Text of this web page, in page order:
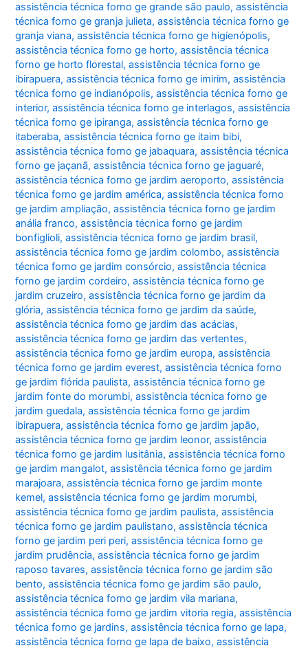
assistência técnica forno ge grande são paulo,assistência
técnica forno ge granja julieta,assistência técnica forno ge
granja viana,assistência técnica forno ge higienópolis,
assistência técnica forno ge horto,assistência técnica
forno ge horto florestal,assistência técnica forno ge
ibirapuera,assistência técnica forno ge imirim,assistência
técnica forno ge indianópolis,assistência técnica forno ge
interior,assistência técnica forno ge interlagos,assistência
técnica forno ge ipiranga,assistência técnica forno ge
itaberaba,assistência técnica forno ge itaim bibi,
assistência técnica forno ge jabaquara,assistência técnica
forno ge jaçanã,assistência técnica forno ge jaguaré,
assistência técnica forno ge jardim aeroporto,assistência
técnica forno ge jardim américa,assistência técnica forno
ge jardim ampliação,assistência técnica forno ge jardim
anália franco,assistência técnica forno ge jardim
bonfiglioli,assistência técnica forno ge jardim brasil,
assistência técnica forno ge jardim colombo,assistência
técnica forno ge jardim consórcio,assistência técnica
forno ge jardim cordeiro,assistência técnica forno ge
jardim cruzeiro,assistência técnica forno ge jardim da
glória,assistência técnica forno ge jardim da saúde,
assistência técnica forno ge jardim das acácias,
assistência técnica forno ge jardim das vertentes,
assistência técnica forno ge jardim europa,assistência
técnica forno ge jardim everest,assistência técnica forno
ge jardim flórida paulista,assistência técnica forno ge
jardim fonte do morumbi,assistência técnica forno ge
jardim guedala,assistência técnica forno ge jardim
ibirapuera,assistência técnica forno ge jardim japão,
assistência técnica forno ge jardim leonor,assistência
técnica forno ge jardim lusitânia,assistência técnica forno
ge jardim mangalot,assistência técnica forno ge jardim
marajoara,assistência técnica forno ge jardim monte
kemel,assistência técnica forno ge jardim morumbi,
assistência técnica forno ge jardim paulista,assistência
técnica forno ge jardim paulistano,assistência técnica
forno ge jardim peri peri,assistência técnica forno ge
jardim prudência,assistência técnica forno ge jardim
raposo tavares,assistência técnica forno ge jardim são
bento,assistência técnica forno ge jardim são paulo,
assistência técnica forno ge jardim vila mariana,
assistência técnica forno ge jardim vitoria regia,assistência
técnica forno ge jardins,assistência técnica forno ge lapa,
assistência técnica forno ge lapa de baixo,assistência